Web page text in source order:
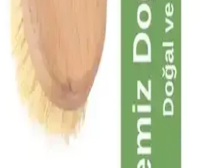
üretilmiş at kılı fırçası, selülit,
karşı etkili olup, cilt yenileme ve
Roller Sistemleri ile Saç ve Cilt
Çözüm
sistemleri, hücre yenilenmesini teşvik
güvenilir ve çok yönlü bir çözüm sunar.
kalite ve güvenlik sağlar.
Basen Sıkılaştırıcı Jel: